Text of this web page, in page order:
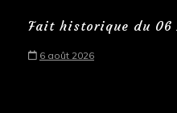
Fait historique du 06
6 août 2026